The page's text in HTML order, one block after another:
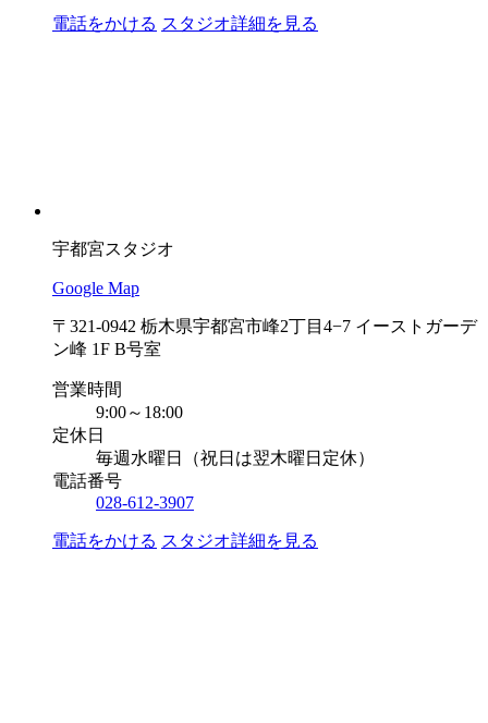
電話をかける スタジオ詳細を見る
宇都宮スタジオ
Google Map
〒321-0942 栃木県宇都宮市峰2丁目4−7 イーストガーデ
ン峰 1F B号室
営業時間
9:00～18:00
定休日
毎週水曜日（祝日は翌木曜日定休）
電話番号
028-612-3907
電話をかける スタジオ詳細を見る